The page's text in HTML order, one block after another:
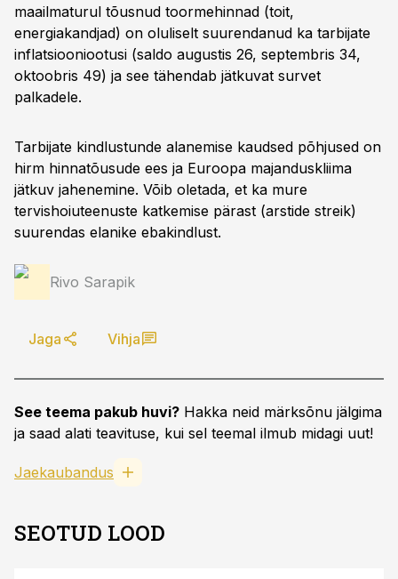
maailmaturul tõusnud toormehinnad (toit,
energiakandjad) on oluliselt suurendanud ka tarbijate
inflatsiooniootusi (saldo augustis 26, septembris 34,
oktoobris 49) ja see tähendab jätkuvat survet
palkadele.
Tarbijate kindlustunde alanemise kaudsed põhjused on
hirm hinnatõusude ees ja Euroopa majanduskliima
jätkuv jahenemine. Võib oletada, et ka mure
tervishoiuteenuste katkemise pärast (arstide streik)
suurendas elanike ebakindlust.
Rivo Sarapik
Jaga Vihja
See teema pakub huvi? Hakka neid märksõnu jälgima
ja saad alati teavituse, kui sel teemal ilmub midagi uut!
Jaekaubandus
SEOTUD LOOD